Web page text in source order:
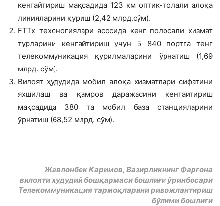
кенгайтириш мақсадида 123 км оптик-толали алоқа
линияларини қуриш (2,42 млрд.сўм).
FTTx техоногиялари асосида кенг полосали хизмат
турларини кенгайтириш учун 5 840 портга тенг
телекоммуникация қурилмаларини ўрнатиш (1,69
млрд. сўм).
Вилоят ҳудудида мобил алоқа хизматлари сифатини
яхшилаш ва қамров даражасини кенгайтириш
мақсадида 380 та мобил база станцияларини
ўрнатиш (68,52 млрд. сўм).
Жавлонбек Каримов, Вазирликнинг Фарғона
вилояти ҳудудий бошқармаси бошлиғи ўринбосари
Телекоммуникация тармоқларини ривожлантириш
бўлими бошлиғи